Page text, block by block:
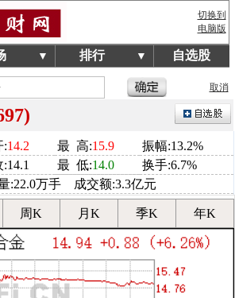
切换到
电脑版
▼ 排行 ▼ 自选股
取消
:14.2 最 高:15.9
振幅:13.2%
最 低:14.0
换手:6.7%
:22.0万手 成交额:3.3亿元
周K 月K 季K 年K